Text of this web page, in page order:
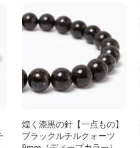
煌く漆黒の針【一点もの】
ブラックルチルクォーツ